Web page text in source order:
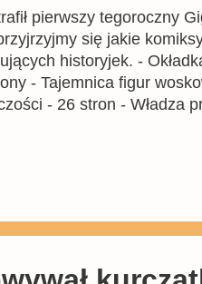
pierwszy tegoroczny
się jakie
historyjek. -
- Tajemnica figur
- 26 stron - Władza
z Doubleduckiem,